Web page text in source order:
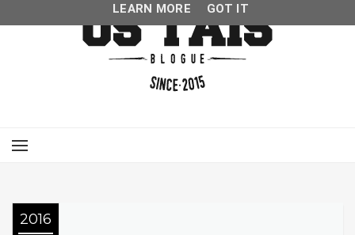
2016
LEARN MORE GOT IT